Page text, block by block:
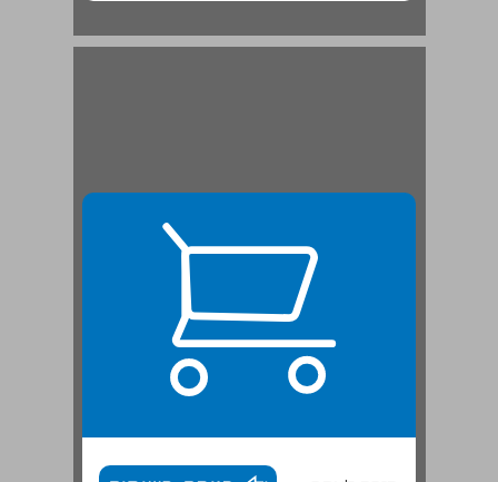
זאב גריס מסורת ושינוי במעבר מכתבי יד לדפוס ... 17